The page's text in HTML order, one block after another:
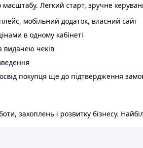
Легкий старт, зручне
мобільний додаток, власний сайт
в одному кабінеті
видачею чеків
покупця ще до підтвердження
захоплень і розвитку бізнесу.